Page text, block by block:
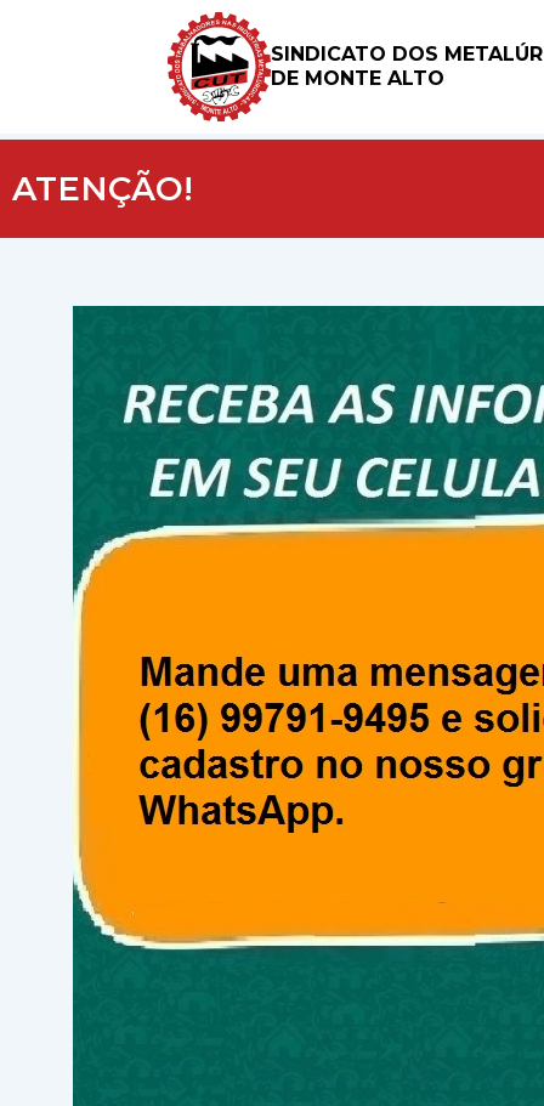
SINDICATO DOS
DE MONTE ALTO
ATENÇÃO!